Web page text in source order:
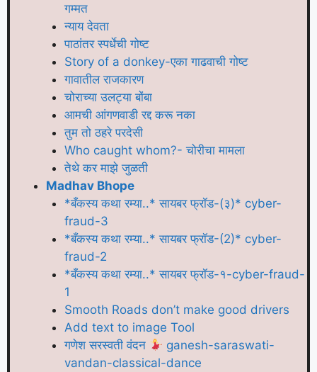
गम्मत
न्याय देवता
पाठांतर स्पर्धेची गोष्ट
Story of a donkey-एका गाढवाची गोष्ट
गावातील राजकारण
चोराच्या उलट्या बोंबा
आमची आंगणवाडी रद्द करू नका
तुम तो ठहरे परदेसी
Who caught whom?- चोरीचा मामला
तेथे कर माझे जुळती
Madhav Bhope
*बँकस्य कथा रम्या..* सायबर फ्रॉड-(३)* cyber-
fraud-3
*बँकस्य कथा रम्या..* सायबर फ्रॉड-(2)* cyber-
fraud-2
*बँकस्य कथा रम्या..* सायबर फ्रॉड-१-cyber-fraud-
1
Smooth Roads don’t make good drivers
Add text to image Tool
गणेश सरस्वती वंदन
ganesh-saraswati-
vandan-classical-dance